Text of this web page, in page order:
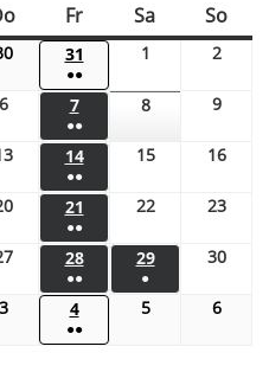
Fr Sa So
31
●●
1 2
6 7
●●
8 9
14
●●
15 16
21
●●
22 23
28
●●
29
●
30
3 4
●●
5 6